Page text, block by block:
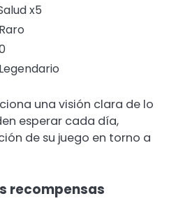
x5
una visión clara de lo
esperar cada día,
de su juego en torno a
recompensas